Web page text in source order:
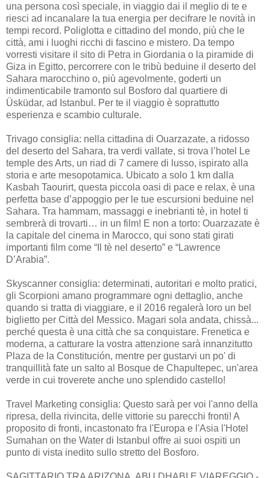
una persona così speciale, in viaggio dai il meglio di te e
riesci ad incanalare la tua energia per decifrare le novità in
tempi record. Poliglotta e cittadino del mondo, più che le
città, ami i luoghi ricchi di fascino e mistero. Da tempo
vorresti visitare il sito di Petra in Giordania o la piramide di
Giza in Egitto, percorrere con le tribù beduine il deserto del
Sahara marocchino o, più agevolmente, goderti un
indimenticabile tramonto sul Bosforo dal quartiere di
Üsküdar, ad Istanbul. Per te il viaggio è soprattutto
esperienza e scambio culturale.
Trivago consiglia: nella cittadina di Ouarzazate, a ridosso
del deserto del Sahara, tra verdi vallate, si trova l’hotel Le
temple des Arts, un riad di 7 camere di lusso, ispirato alla
storia e arte mesopotamica. Ubicato a solo 1 km dalla
Kasbah Taourirt, questa piccola oasi di pace e relax, è una
perfetta base d’appoggio per le tue escursioni beduine nel
Sahara. Tra hammam, massaggi e inebrianti tè, in hotel ti
sembrerà di trovarti… in un film! E non a torto: Ouarzazate è
la capitale del cinema in Marocco, qui sono stati girati
importanti film come “Il tè nel deserto” e “Lawrence
D’Arabia”.
Skyscanner consiglia: determinati, autoritari e molto pratici,
gli Scorpioni amano programmare ogni dettaglio, anche
quando si tratta di viaggiare, e il 2016 regalerà loro un bel
biglietto per Città del Messico. Magari sola andata, chissà...
perché questa è una città che sa conquistare. Frenetica e
moderna, a catturare la vostra attenzione sarà innanzitutto
Plaza de la Constitución, mentre per gustarvi un po' di
tranquillità fate un salto al Bosque de Chapultepec, un'area
verde in cui troverete anche uno splendido castello!
Travel Marketing consiglia: Questo sarà per voi l'anno della
ripresa, della rivincita, delle vittorie su parecchi fronti! A
proposito di fronti, incastonato fra l'Europa e l'Asia l'Hotel
Sumahan on the Water di Istanbul offre ai suoi ospiti un
punto di vista inedito sullo stretto del Bosforo.